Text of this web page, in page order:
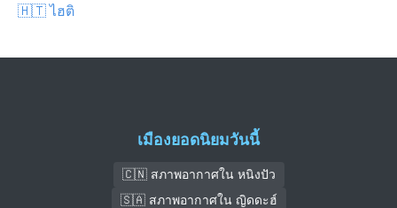
🇭🇹 ไฮติ
เมืองยอดนิยมวันนี้
🇨🇳 สภาพอากาศใน หนิงปัว
🇸🇦 สภาพอากาศใน ญิดดะฮ์